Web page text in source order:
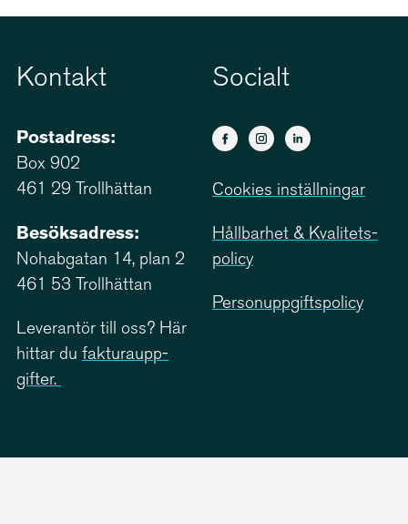
Kontakt
Postadress:
Box 902
461 29 Trollhättan
Besöksadress:
Nohabgatan 14, plan 2
461 53 Trollhättan
Leverantör till oss? Här
hittar du faktu­ra­upp­
gifter.
Socialt
Cookies inställningar
Hållbarhet & Kvali­tets­
policy
Person­upp­giftspolicy